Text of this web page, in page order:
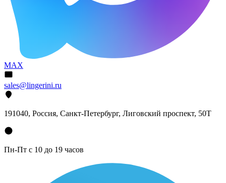
MAX
sales@lingerini.ru
191040, Россия, Санкт-Петербург, Лиговский проспект, 50Т
Пн-Пт с 10 до 19 часов